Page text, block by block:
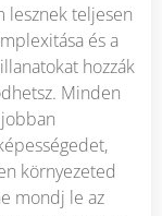
lesznek teljesen
és a
hozzák
Minden
környezeted
mondj le az